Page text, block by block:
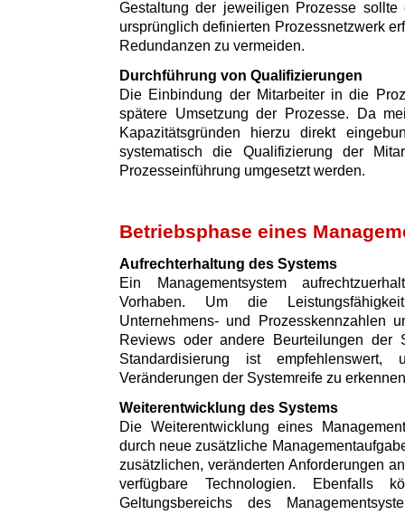
Gestaltung der jeweiligen Prozesse
ursprünglich definierten Prozessnetzwerk
Redundanzen zu vermeiden.
Durchführung von Qualifizierungen
Die Einbindung der Mitarbeiter in die
spätere Umsetzung der Prozesse. Da
Kapazitätsgründen hierzu direkt
systematisch die Qualifizierung der
Prozesseinführung umgesetzt werden.
Betriebsphase eines
Aufrechterhaltung des Systems
Ein Managementsystem
Vorhaben. Um die
Unternehmens- und Prozesskennzahlen
Reviews oder andere Beurteilungen der
Standardisierung ist
Veränderungen der Systemreife zu
Weiterentwicklung des Systems
Die Weiterentwicklung eines
durch neue zusätzliche
zusätzlichen, veränderten Anforderungen
verfügbare Technologien. Ebenfalls
Geltungsbereichs des